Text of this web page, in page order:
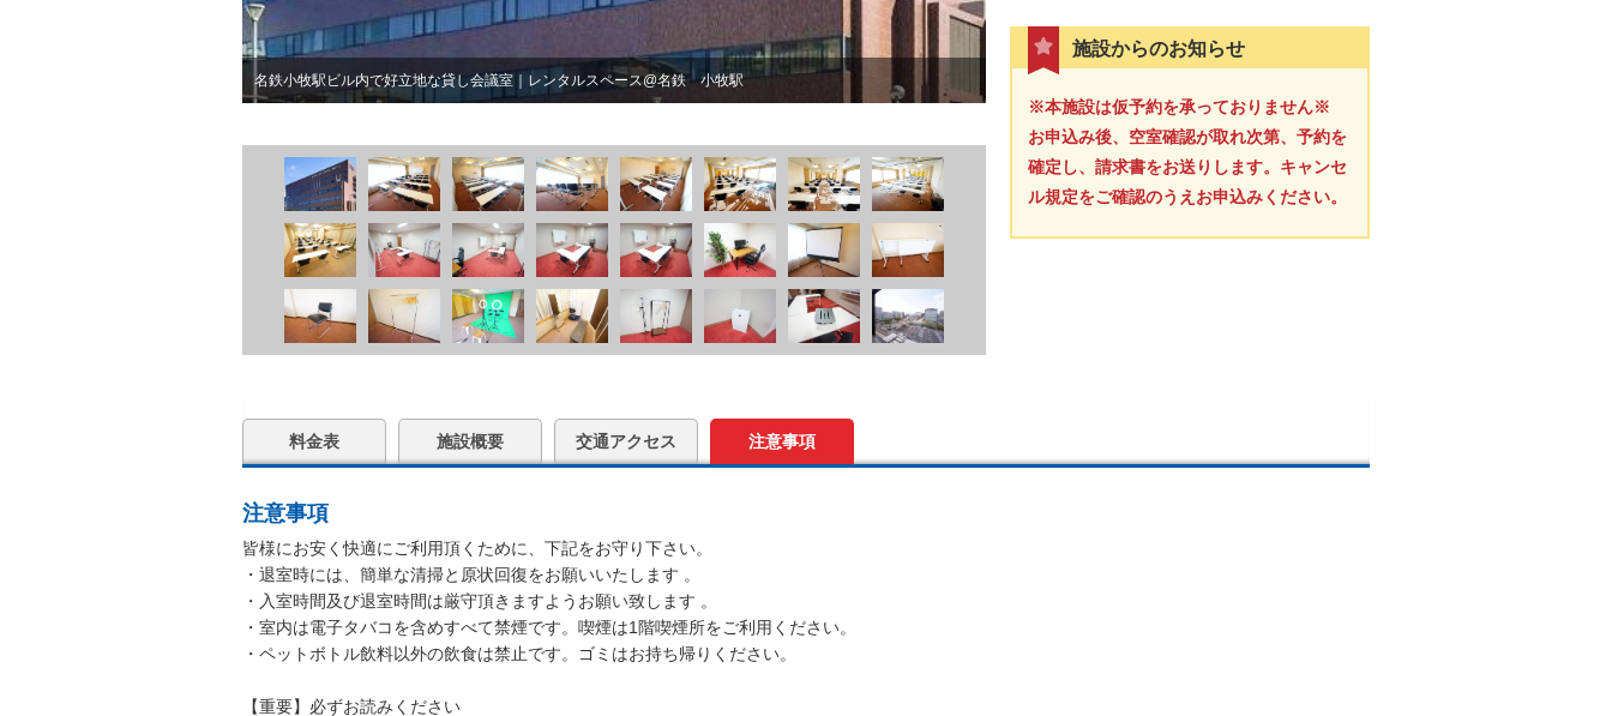
名鉄小牧駅ビル内で好立地な貸し会議室｜レンタルスペース@名鉄 小牧駅
施設からのお知らせ
※本施設は仮予約を承っておりません※
お申込み後、空室確認が取れ次第、予約を
確定し、請求書をお送りします。キャンセ
ル規定をご確認のうえお申込みください。
料金表 施設概要 交通アクセス 注意事項
注意事項
皆様にお安く快適にご利用頂くために、下記をお守り下さい。
・退室時には、簡単な清掃と原状回復をお願いいたします 。
・入室時間及び退室時間は厳守頂きますようお願い致します 。
・室内は電子タバコを含めすべて禁煙です。喫煙は1階喫煙所をご利用ください。
・ペットボトル飲料以外の飲食は禁止です。ゴミはお持ち帰りください。
【重要】必ずお読みください